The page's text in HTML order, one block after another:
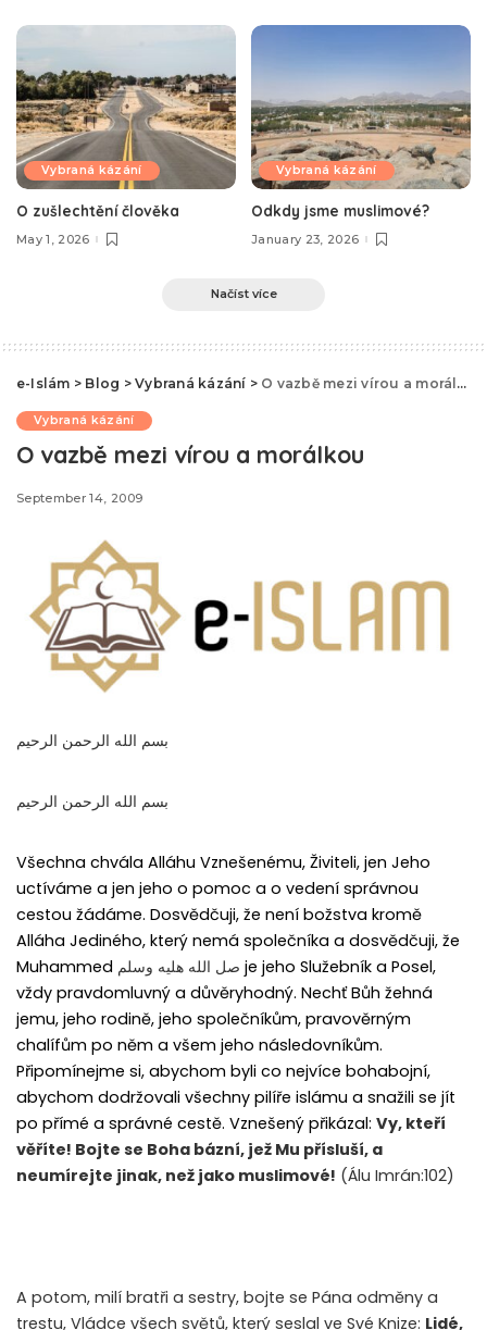
Vybraná kázání
O zušlechtění člověka
May 1, 2026
Vybraná kázání
Odkdy jsme muslimové?
January 23, 2026
Načíst více
e-Islám > Blog >Vybraná kázání > O vazbě mezi vírou a morálkou
Vybraná kázání
O vazbě mezi vírou a morálkou
September 14, 2009
بسم الله الرحمن الرحيم
بسم الله الرحمن الرحيم
Všechna chvála Alláhu Vznešenému, Živiteli, jen Jeho
uctíváme a jen jeho o pomoc a o vedení správnou
cestou žádáme. Dosvědčuji, že není božstva kromě
Alláha Jediného, který nemá společníka a dosvědčuji, že
Muhammed
je jeho Služebník a Posel,
vždy pravdomluvný a důvěryhodný. Nechť Bůh žehná
jemu, jeho rodině, jeho společníkům, pravověrným
chalífům po něm a všem jeho následovníkům.
Připomínejme si, abychom byli co nejvíce bohabojní,
abychom dodržovali všechny pilíře islámu a snažili se jít
po přímé a správné cestě. Vznešený přikázal: Vy, kteří
věříte! Bojte se Boha bázní, jež Mu přísluší, a
neumírejte jinak, než jako muslimové! (Álu Imrán:102)
A potom, milí bratři a sestry, bojte se Pána odměny a
trestu, Vládce všech světů, který seslal ve Své Knize: Lidé,